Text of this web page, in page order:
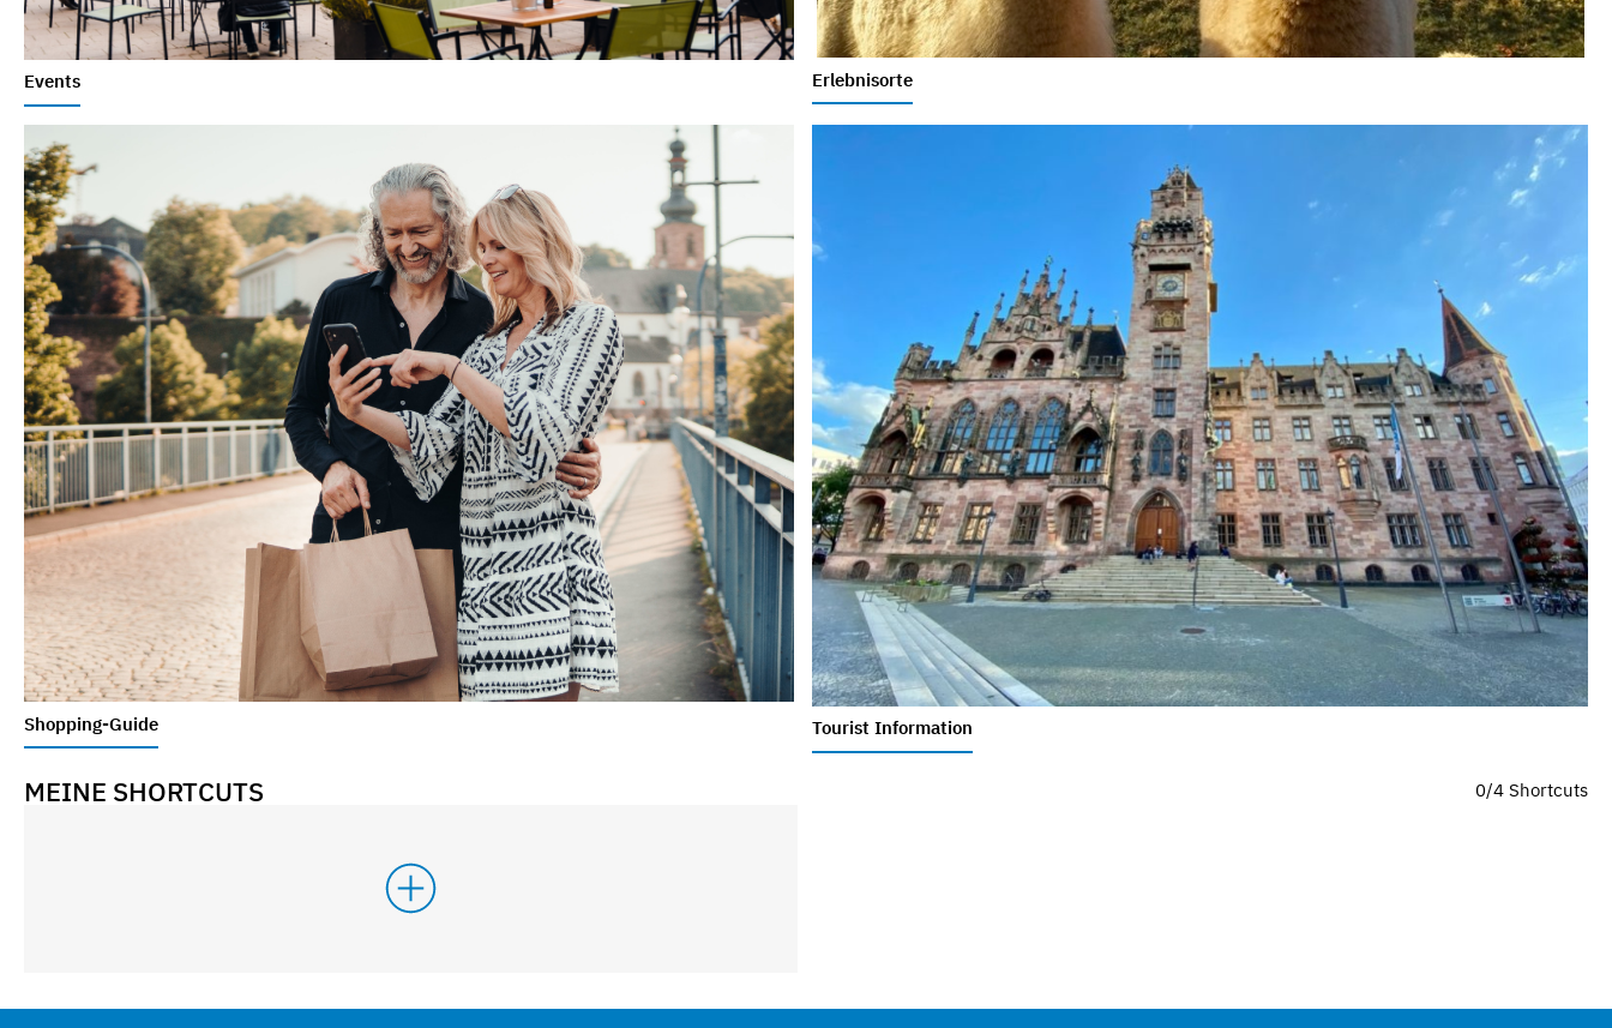
Events Erlebnisorte
Shopping-Guide Tourist Information
MEINE SHORTCUTS 0/4 Shortcuts